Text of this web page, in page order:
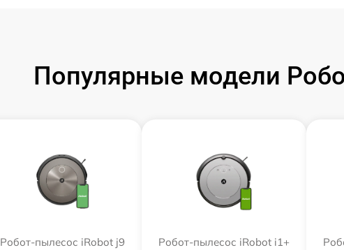
Популярные модели
Робот-пылесос iRobot j9 Робот-пылесос iRobot i1+